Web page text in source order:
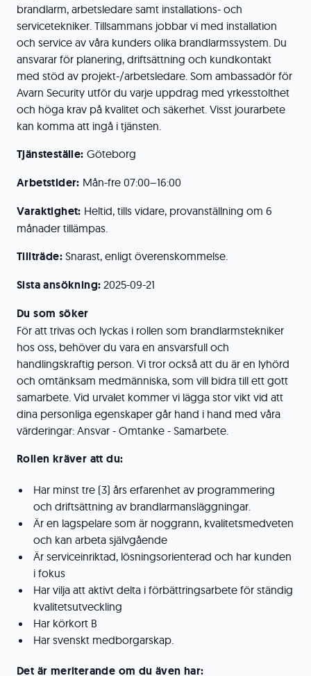
brandlarm, arbetsledare samt installations- och
servicetekniker. Tillsammans jobbar vi med installation
och service av våra kunders olika brandlarmssystem. Du
ansvarar för planering, driftsättning och kundkontakt
med stöd av projekt-/arbetsledare. Som ambassadör för
Avarn Security utför du varje uppdrag med yrkesstolthet
och höga krav på kvalitet och säkerhet. Visst jourarbete
kan komma att ingå i tjänsten.
Tjänsteställe: Göteborg
Arbetstider: Mån-fre 07:00–16:00
Varaktighet: Heltid, tills vidare, provanställning om 6
månader tillämpas.
Tillträde: Snarast, enligt överenskommelse.
Sista ansökning: 2025-09-21
Du som söker
För att trivas och lyckas i rollen som brandlarmstekniker
hos oss, behöver du vara en ansvarsfull och
handlingskraftig person. Vi tror också att du är en lyhörd
och omtänksam medmänniska, som vill bidra till ett gott
samarbete. Vid urvalet kommer vi lägga stor vikt vid att
dina personliga egenskaper går hand i hand med våra
värderingar: Ansvar - Omtanke - Samarbete.
Rollen kräver att du:
Har minst tre (3) års erfarenhet av programmering
och driftsättning av brandlarmansläggningar.
Är en lagspelare som är noggrann, kvalitetsmedveten
och kan arbeta självgående
Är serviceinriktad, lösningsorienterad och har kunden
i fokus
Har vilja att aktivt delta i förbättringsarbete för ständig
kvalitetsutveckling
Har körkort B
Har svenskt medborgarskap.
Det är meriterande om du även har: